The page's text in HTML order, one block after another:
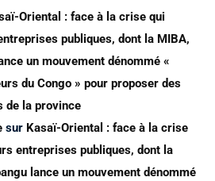
Oriental : face à la crise qui
publiques, dont la MIBA,
un mouvement dénommé «
du Congo » pour proposer des
de la province
sur Kasaï-Oriental : face à la crise
entreprises publiques, dont la
lance un mouvement dénommé